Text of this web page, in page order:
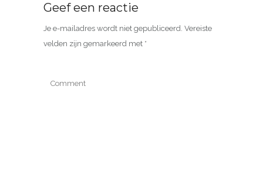
Geef een reactie
Je e-mailadres wordt niet gepubliceerd. Vereiste
velden zijn gemarkeerd met *